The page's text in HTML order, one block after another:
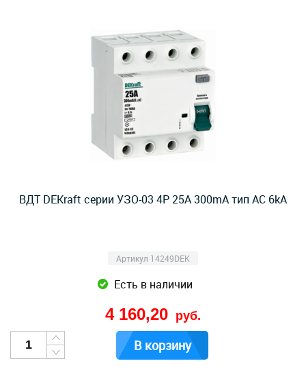
ВДТ DEKraft серии УЗО-03 4P 25A 300mA тип AC 6kA
Артикул 14249DEK
Есть в наличии
4 160,20 руб.
В корзину